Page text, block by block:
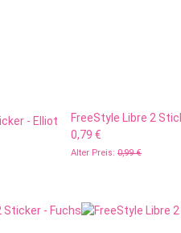
- Elliot
FreeStyle Libre 2
0,79 €
Alter Preis: 0,99 €